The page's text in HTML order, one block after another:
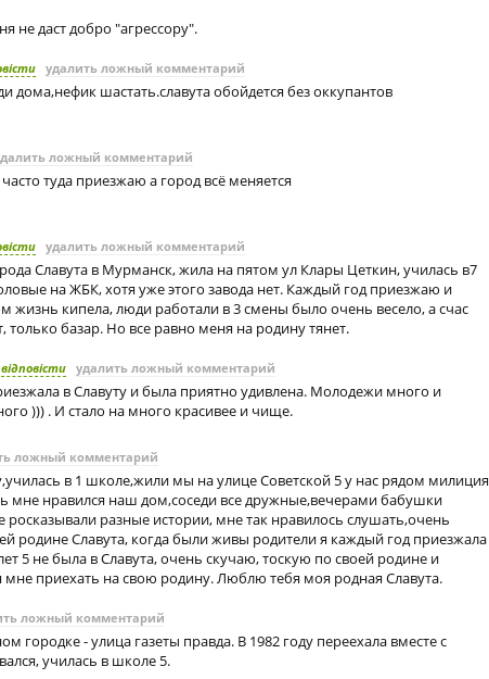
не даст добро "агрессору".
удалить ложный комментарий
дома,нефик шастать.славута обойдется без оккупантов
ложный комментарий
туда приезжаю а город всё меняется
удалить ложный комментарий
Славута в Мурманск, жила на пятом ул Клары Цеткин, училась в7
на ЖБК, хотя уже этого завода нет. Каждый год приезжаю и
жизнь кипела, люди работали в 3 смены было очень весело, а счас
только базар. Но все равно меня на родину тянет.
відповісти удалить ложный комментарий
в Славуту и была приятно удивлена. Молодежи много и
))) . И стало на много красивее и чище.
ложный комментарий
в 1 школе,жили мы на улице Советской 5 у нас рядом милиция
мне нравился наш дом,соседи все дружные,вечерами бабушки
росказывали разные истории, мне так нравилось слушать,очень
родине Славута, когда были живы родители я каждый год приезжала
5 не была в Славута, очень скучаю, тоскую по своей родине и
мне приехать на свою родину. Люблю тебя моя родная Славута.
ложный комментарий
городке - улица газеты правда. В 1982 году переехала вместе с
училась в школе 5.